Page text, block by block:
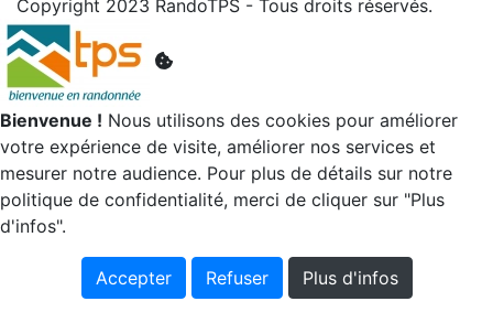
Copyright 2023 RandoTPS - Tous droits réservés.
Bienvenue ! Nous utilisons des cookies pour améliorer
votre expérience de visite, améliorer nos services et
mesurer notre audience. Pour plus de détails sur notre
politique de confidentialité, merci de cliquer sur "Plus
d'infos".
Accepter Refuser Plus d'infos